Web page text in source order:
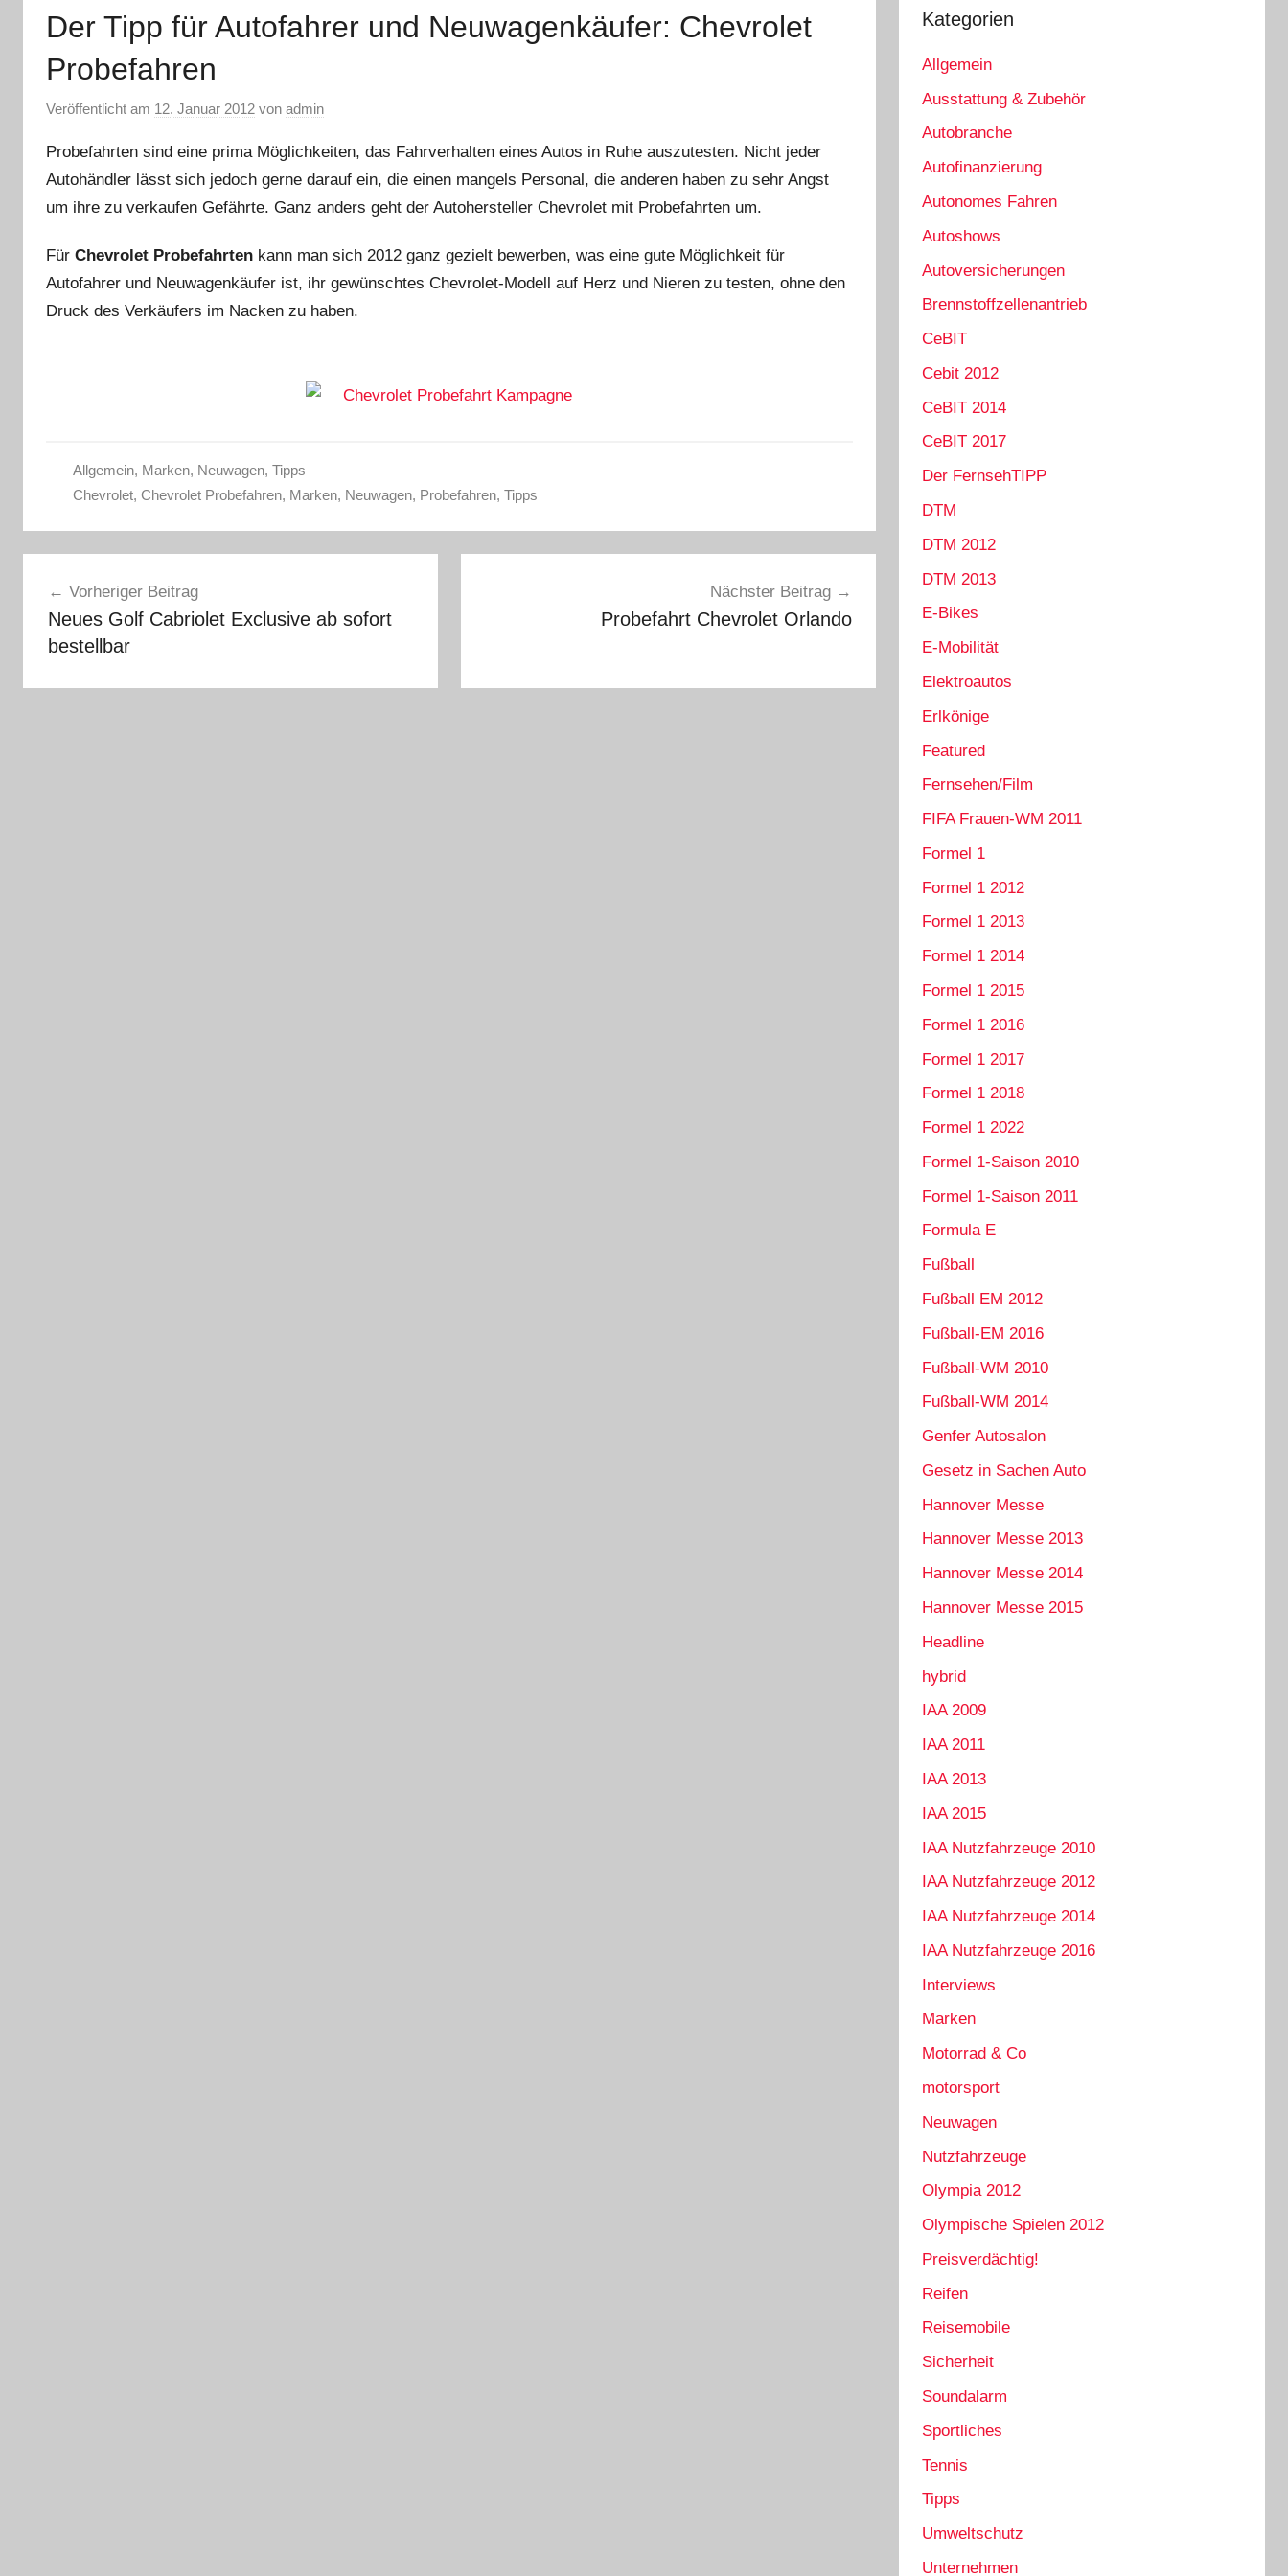
Der Tipp für Autofahrer und Neuwagenkäufer: Chevrolet
Probefahren
Veröffentlicht am 12. Januar 2012 von admin
Probefahrten sind eine prima Möglichkeiten, das Fahrverhalten eines Autos in Ruhe auszutesten. Nicht jeder
Autohändler lässt sich jedoch gerne darauf ein, die einen mangels Personal, die anderen haben zu sehr Angst
um ihre zu verkaufen Gefährte. Ganz anders geht der Autohersteller Chevrolet mit Probefahrten um.
Für Chevrolet Probefahrten kann man sich 2012 ganz gezielt bewerben, was eine gute Möglichkeit für
Autofahrer und Neuwagenkäufer ist, ihr gewünschtes Chevrolet-Modell auf Herz und Nieren zu testen, ohne den
Druck des Verkäufers im Nacken zu haben.
Allgemein, Marken, Neuwagen, Tipps
Chevrolet, Chevrolet Probefahren, Marken, Neuwagen, Probefahren, Tipps
Vorheriger Beitrag
Neues Golf Cabriolet Exclusive ab sofort
bestellbar
Nächster Beitrag
Probefahrt Chevrolet Orlando
Kategorien
Allgemein
Ausstattung & Zubehör
Autobranche
Autofinanzierung
Autonomes Fahren
Autoshows
Autoversicherungen
Brennstoffzellenantrieb
CeBIT
Cebit 2012
CeBIT 2014
CeBIT 2017
Der FernsehTIPP
DTM
DTM 2012
DTM 2013
E-Bikes
E-Mobilität
Elektroautos
Erlkönige
Featured
Fernsehen/Film
FIFA Frauen-WM 2011
Formel 1
Formel 1 2012
Formel 1 2013
Formel 1 2014
Formel 1 2015
Formel 1 2016
Formel 1 2017
Formel 1 2018
Formel 1 2022
Formel 1-Saison 2010
Formel 1-Saison 2011
Formula E
Fußball
Fußball EM 2012
Fußball-EM 2016
Fußball-WM 2010
Fußball-WM 2014
Genfer Autosalon
Gesetz in Sachen Auto
Hannover Messe
Hannover Messe 2013
Hannover Messe 2014
Hannover Messe 2015
Headline
hybrid
IAA 2009
IAA 2011
IAA 2013
IAA 2015
IAA Nutzfahrzeuge 2010
IAA Nutzfahrzeuge 2012
IAA Nutzfahrzeuge 2014
IAA Nutzfahrzeuge 2016
Interviews
Marken
Motorrad & Co
motorsport
Neuwagen
Nutzfahrzeuge
Olympia 2012
Olympische Spielen 2012
Preisverdächtig!
Reifen
Reisemobile
Sicherheit
Soundalarm
Sportliches
Tennis
Tipps
Umweltschutz
Unternehmen